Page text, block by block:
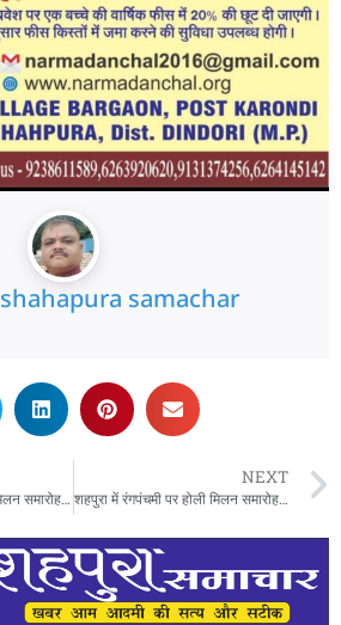
shahapura samachar
शहपुरा में कांग्रेस का होली मिलन समारोह, रंग-गुलाल के साथ कार्यकर्ताओं और पत्रकारों ने मनाया उत्सव,वरिष्ठ नेत्री कृष्णा उरैती के नेतृत्व मे हुआ आयोजन
NEXT
शहपुरा में रंगपंचमी पर होली मिलन समारोह में फाग गायन की रही धूम ,विधायक शहपुरा ने कराया था आयोजन